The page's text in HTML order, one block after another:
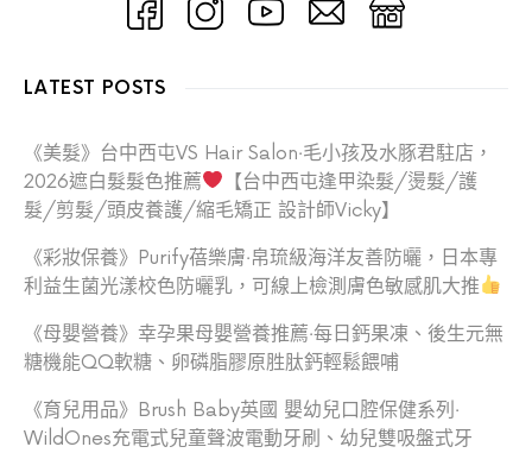
LATEST POSTS
《美髮》台中西屯VS Hair Salon‧毛小孩及水豚君駐店，
2026遮白髮髮色推薦
【台中西屯逢甲染髮/燙髮/護
髮/剪髮/頭皮養護/縮毛矯正 設計師Vicky】
《彩妝保養》Purify蓓樂膚‧帛琉級海洋友善防曬，日本專
利益生菌光漾校色防曬乳，可線上檢測膚色敏感肌大推
《母嬰營養》幸孕果母嬰營養推薦‧每日鈣果凍、後生元無
糖機能QQ軟糖、卵磷脂膠原胜肽鈣輕鬆餵哺
《育兒用品》Brush Baby英國 嬰幼兒口腔保健系列‧
WildOnes充電式兒童聲波電動牙刷、幼兒雙吸盤式牙